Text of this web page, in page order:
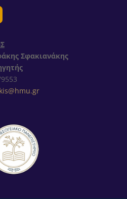
Σφακιανάκης